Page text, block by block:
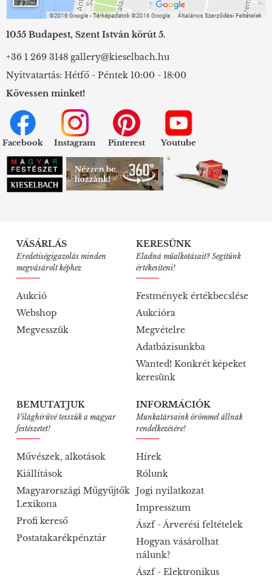
1055 Budapest, Szent István körút 5.
+36 1 269 3148 gallery@kieselbach.hu
Nyitvatartás: Hétfő - Péntek 10:00 - 18:00
Kövessen minket!
Facebook Instagram Pinterest Youtube
VÁSÁRLÁS
Eredetiségigazolás minden
megvásárolt képhez
Aukció
Webshop
Megvesszük
KERESÜNK
Eladná műalkotásait? Segítünk
értékesíteni!
Festmények értékbecslése
Aukcióra
Megvételre
Adatbázisunkba
Wanted! Konkrét képeket
keresünk
BEMUTATJUK
Világhírűvé tesszük a magyar
festészetet!
Művészek, alkotások
Kiállítások
Magyarországi Műgyűjtők
Lexikona
Profi kereső
Postatakarékpénztár
INFORMÁCIÓK
Munkatársaink örömmel állnak
rendelkezésére!
Hírek
Rólunk
Jogi nyilatkozat
Impresszum
Ászf - Árverési feltételek
Hogyan vásárolhat
nálunk?
Ászf - Elektronikus